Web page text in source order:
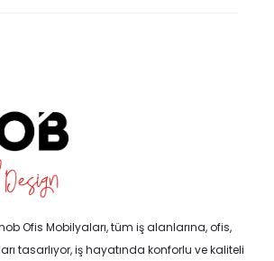
Ofis Mobilyaları, tüm iş alanlarına, ofis,
tasarlıyor, iş hayatında konforlu ve kaliteli